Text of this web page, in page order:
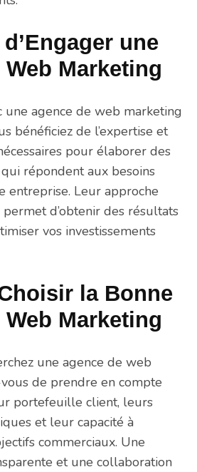
une
Marketing
une agence de web marketing
bénéficiez de l’expertise et
pour élaborer des
répondent aux besoins
entreprise. Leur approche
d’obtenir des résultats
vos investissements
la Bonne
Marketing
une agence de web
de prendre en compte
portefeuille client, leurs
et leur capacité à
commerciaux. Une
et une collaboration